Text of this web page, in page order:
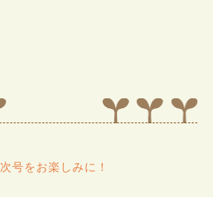
次号をお楽しみに！